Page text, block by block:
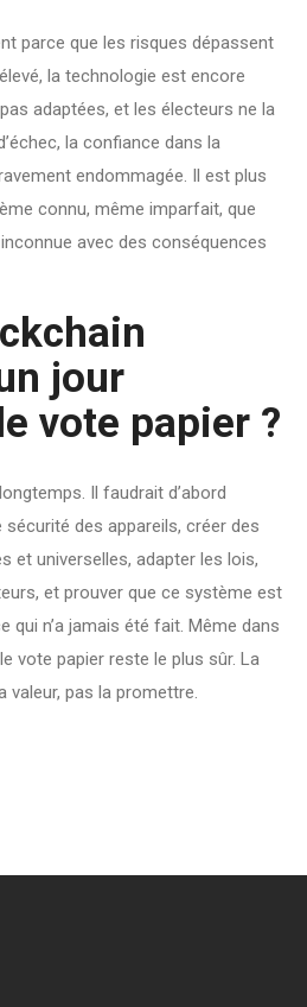
parce que les risques dépassent
la technologie est encore
adaptées, et les électeurs ne la
la confiance dans la
endommagée. Il est plus
connu, même imparfait, que
avec des conséquences
jour
vote papier ?
Il faudrait d’abord
des appareils, créer des
et universelles, adapter les lois,
et prouver que ce système est
qui n’a jamais été fait. Même dans
vote papier reste le plus sûr. La
valeur, pas la promettre.